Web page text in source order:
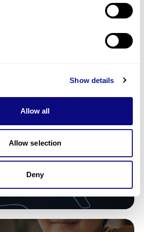
Show details
Allow all
Allow selection
Deny
독성 대사성 뇌병증: 유